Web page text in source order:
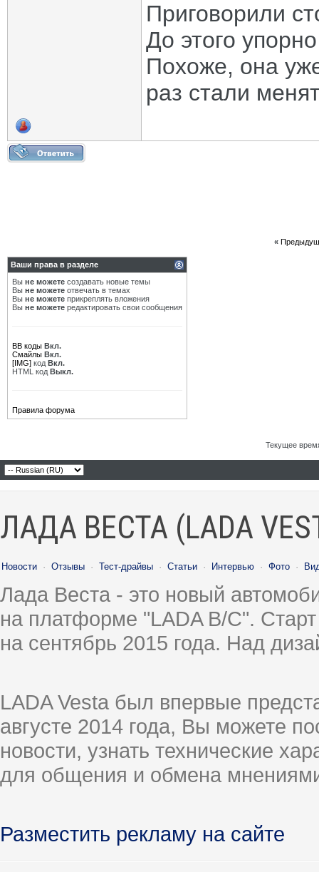
Приговорили
До этого
Похоже, она
раз стали
«
Ваши права в разделе
Вы не можете создавать новые темы
Вы не можете отвечать в темах
Вы не можете прикреплять вложения
Вы не можете редактировать свои сообщения
BB коды Вкл.
Смайлы Вкл.
[IMG] код Вкл.
HTML код Выкл.
Правила форума
Текущее
ЛАДА ВЕСТА (LADA
Новости · Отзывы · Тест-драйвы · Статьи · Интервью · Фото ·
Лада Веста - это новый
на платформе "LADA B/C".
на сентябрь 2015 года. Над
LADA Vesta был впервые
августе 2014 года, Вы можете
новости, узнать технические
для общения и обмена
Разместить рекламу на сайте